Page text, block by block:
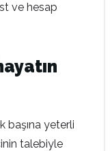
ve hesap
başına yeterli
talebiyle